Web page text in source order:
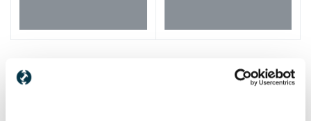
Alti clienti au vizitat si